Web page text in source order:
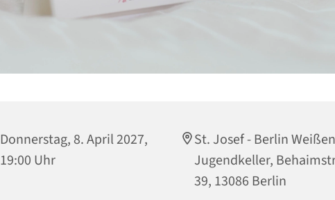
Donnerstag, 8. April 2027,
19:00 Uhr
St. Josef - Berlin
Jugendkeller,
39, 13086 Berlin